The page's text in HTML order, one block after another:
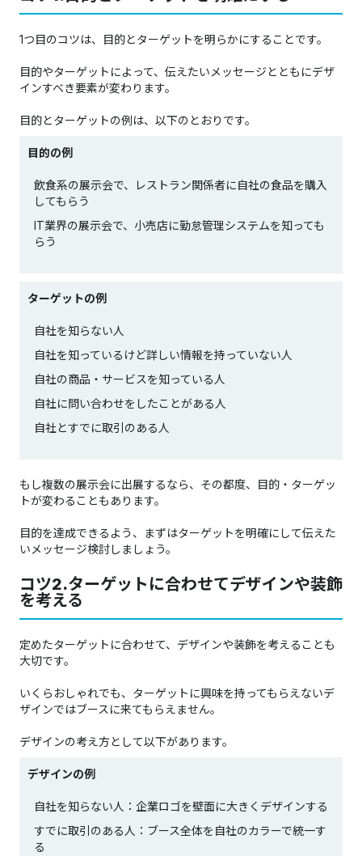
1つ目のコツは、目的とターゲットを明らかにすることです。
目的やターゲットによって、伝えたいメッセージとともにデザ
インすべき要素が変わります。
目的とターゲットの例は、以下のとおりです。
目的の例
飲食系の展示会で、レストラン関係者に自社の食品を購入
してもらう
IT業界の展示会で、小売店に勤怠管理システムを知っても
らう
ターゲットの例
自社を知らない人
自社を知っているけど詳しい情報を持っていない人
自社の商品・サービスを知っている人
自社に問い合わせをしたことがある人
自社とすでに取引のある人
もし複数の展示会に出展するなら、その都度、目的・ターゲッ
トが変わることもあります。
目的を達成できるよう、まずはターゲットを明確にして伝えた
いメッセージ検討しましょう。
コツ2.ターゲットに合わせてデザインや装飾
を考える
定めたターゲットに合わせて、デザインや装飾を考えることも
大切です。
いくらおしゃれでも、ターゲットに興味を持ってもらえないデ
ザインではブースに来てもらえません。
デザインの考え方として以下があります。
デザインの例
自社を知らない人：企業ロゴを壁面に大きくデザインする
すでに取引のある人：ブース全体を自社のカラーで統一す
る